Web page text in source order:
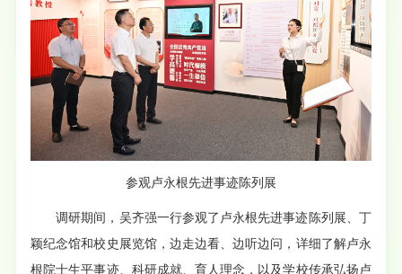
参观卢永根先进事迹陈列展
调研期间，吴齐强一行参观了卢永根先进事迹陈列展、丁
颖纪念馆和校史展览馆，边走边看、边听边问，详细了解卢永
根院士生平事迹、科研成就、育人理念，以及学校传承弘扬卢